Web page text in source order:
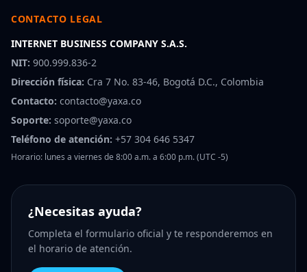
CONTACTO LEGAL
INTERNET BUSINESS COMPANY S.A.S.
NIT: 900.999.836-2
Dirección física: Cra 7 No. 83-46, Bogotá D.C., Colombia
Contacto: contacto@yaxa.co
Soporte: soporte@yaxa.co
Teléfono de atención: +57 304 646 5347
Horario: lunes a viernes de 8:00 a.m. a 6:00 p.m. (UTC -5)
¿Necesitas ayuda?
Completa el formulario oficial y te responderemos en
el horario de atención.